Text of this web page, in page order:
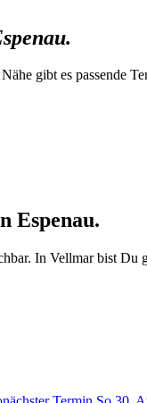
.
gibt es passende
Espenau.
In Vellmar bist